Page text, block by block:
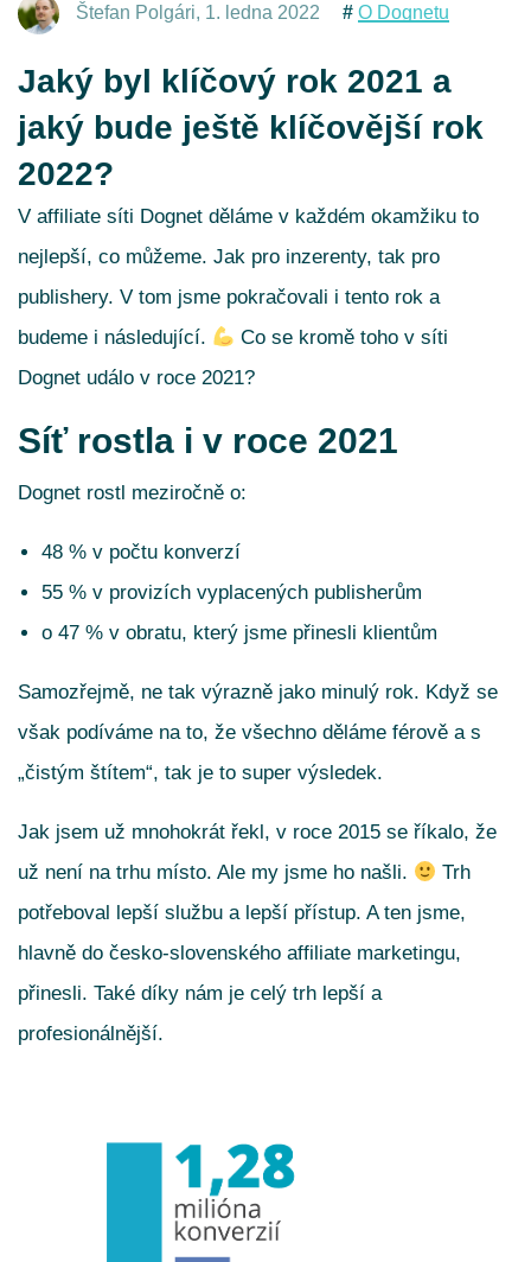
Štefan Polgári, 1. ledna 2022 O Dognetu
Jaký byl klíčový rok 2021 a
jaký bude ještě klíčovější rok
2022?
V affiliate síti Dognet děláme v každém okamžiku to
nejlepší, co můžeme. Jak pro inzerenty, tak pro
publishery. V tom jsme pokračovali i tento rok a
budeme i následující.
Co se kromě toho v síti
Dognet událo v roce 2021?
Síť rostla i v roce 2021
Dognet rostl meziročně o:
48 % v počtu konverzí
55 % v provizích vyplacených publisherům
o 47 % v obratu, který jsme přinesli klientům
Samozřejmě, ne tak výrazně jako minulý rok. Když se
však podíváme na to, že všechno děláme férově a s
„čistým štítem“, tak je to super výsledek.
Jak jsem už mnohokrát řekl, v roce 2015 se říkalo, že
už není na trhu místo. Ale my jsme ho našli.
Trh
potřeboval lepší službu a lepší přístup. A ten jsme,
hlavně do česko-slovenského affiliate marketingu,
přinesli. Také díky nám je celý trh lepší a
profesionálnější.